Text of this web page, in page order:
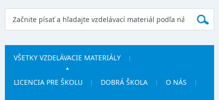
VŠETKY VZDELÁVACIE MATERIÁLY
LICENCIA PRE ŠKOLU DOBRÁ ŠKOLA O NÁS